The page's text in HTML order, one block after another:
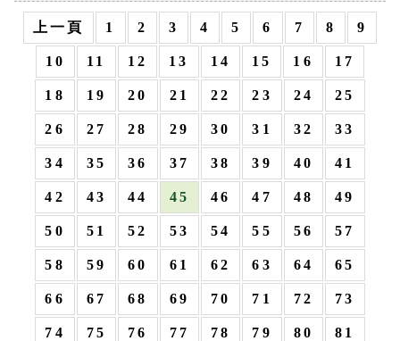
上一頁 1 2 3 4 5 6 7 8 9
10 11 12 13 14 15 16 17
18 19 20 21 22 23 24 25
26 27 28 29 30 31 32 33
34 35 36 37 38 39 40 41
42 43 44 45 46 47 48 49
50 51 52 53 54 55 56 57
58 59 60 61 62 63 64 65
66 67 68 69 70 71 72 73
74 75 76 77 78 79 80 81